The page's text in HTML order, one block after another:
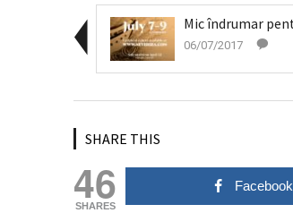
06/07/2017
SHARE THIS
46
SHARES
Facebook